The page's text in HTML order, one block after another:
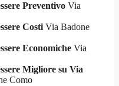
Preventivo Via
Costi Via Badone
Economiche Via
Migliore su Via
Como